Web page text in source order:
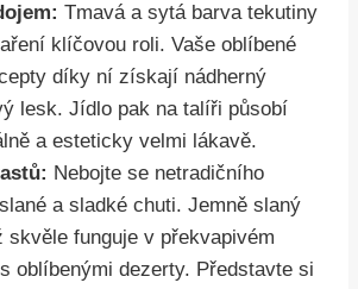
Tmavá a sytá barva tekutiny
klíčovou roli. Vaše oblíbené
díky ní získají nádherný
lesk. Jídlo pak na talíři působí
a esteticky velmi lákavě.
Nebojte se netradičního
a sladké chuti. Jemně slaný
skvěle funguje v překvapivém
oblíbenými dezerty. Představte si